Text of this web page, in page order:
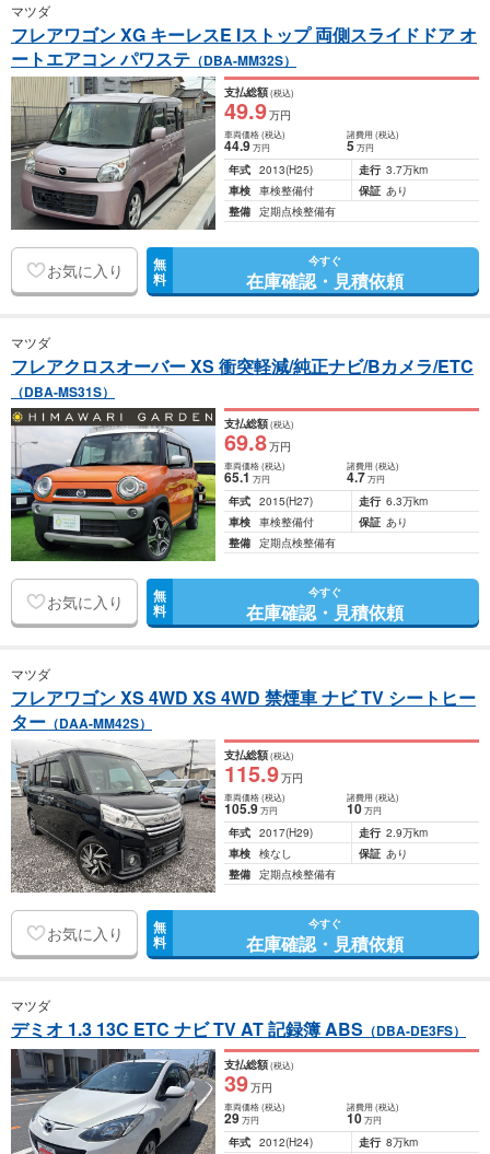
マツダ
フレアワゴン XG キーレスE Iストップ 両側スライドドア オ
ートエアコン パワステ （DBA-MM32S）
支払総額(税込)
49.9万円
車両価格(税込)
44.9万円
諸費用 (税込)
5 万円
年式 2013(H25) 走行 3.7万km
車検 車検整備付 保証 あり
整備 定期点検整備有
お気に入り 無
料
今すぐ
在庫確認・見積依頼
マツダ
フレアクロスオーバー XS 衝突軽減/純正ナビ/Bカメラ/ETC
（DBA-MS31S）
支払総額(税込)
69.8万円
車両価格(税込)
65.1万円
諸費用 (税込)
4.7 万円
年式 2015(H27) 走行 6.3万km
車検 車検整備付 保証 あり
整備 定期点検整備有
お気に入り 無
料
今すぐ
在庫確認・見積依頼
マツダ
フレアワゴン XS 4WD XS 4WD 禁煙車 ナビ TV シートヒー
ター （DAA-MM42S）
支払総額(税込)
115.9万円
車両価格(税込)
105.9万円
諸費用 (税込)
10 万円
年式 2017(H29) 走行 2.9万km
車検 検なし 保証 あり
整備 定期点検整備有
お気に入り 無
料
今すぐ
在庫確認・見積依頼
マツダ
デミオ 1.3 13C ETC ナビ TV AT 記録簿 ABS （DBA-DE3FS）
支払総額(税込)
39万円
車両価格(税込)
29万円
諸費用 (税込)
10 万円
年式 2012(H24) 走行 8万km